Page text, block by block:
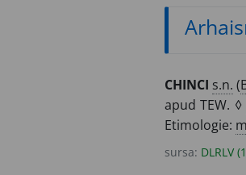
CHINCI s.n. (
apud TEW. ◊
Etimologie:
sursa: DLRLV